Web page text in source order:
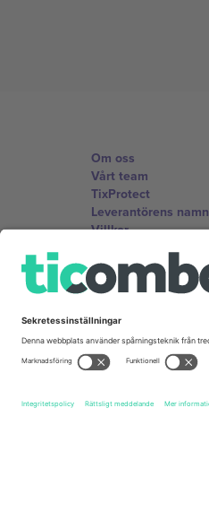
Om oss
Vårt team
TixProtect
Leverantörens namn
Villkor
Affiliate-program